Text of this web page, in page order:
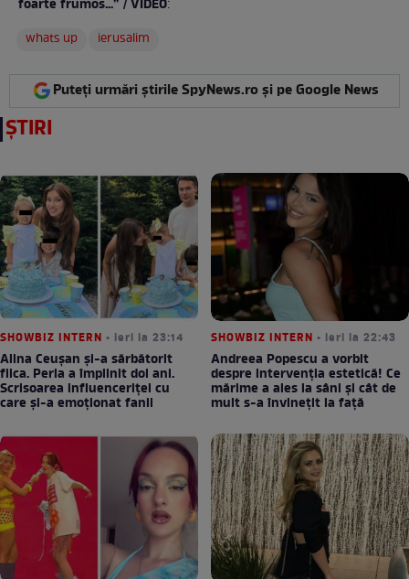
foarte frumos...” / VIDEO:
whats up
ierusalim
Puteți urmări știrile SpyNews.ro și pe Google News
ȘTIRI
SHOWBIZ INTERN • ieri la 23:14
Alina Ceușan și-a sărbătorit
fiica. Perla a împlinit doi ani.
Scrisoarea influenceriței cu
care și-a emoționat fanii
SHOWBIZ INTERN • ieri la 22:43
Andreea Popescu a vorbit
despre intervenția estetică! Ce
mărime a ales la sâni și cât de
mult s-a învinețit la față